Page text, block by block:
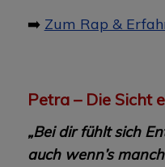
➡️ Zum Rap &
Petra – Die Sicht
„Bei dir fühlt sich
auch wenn’s